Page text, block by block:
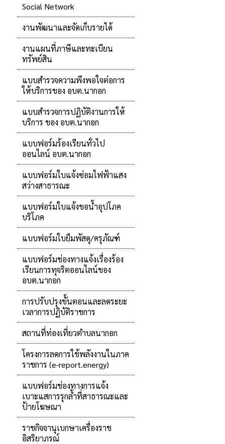
Social Network
งานพัฒนาและจัดเก็บรายได้
งานแผนที่ภาษีและทะเบียน
ทรัพย์สิน
แบบสำรวจความพึงพอใจต่อการ
ให้บริการของ อบต.นากอก
แบบสำรวจการปฏิบัติงานการให้
บริการ ของ อบต.นากอก
แบบฟอร์มร้องเรียนทั่วไป
ออนไลน์ อบต.นากอก
แบบฟอร์มใบแจ้งซ่อมไฟฟ้าแสง
สว่างสาธารณะ
แบบฟอร์มใบแจ้งขอน้ำอุปโภค
บริโภค
แบบฟอร์มใบยืมพัสดุ/ครุภัณฑ์
แบบฟอร์มช่องทางแจ้งเรื่องร้อง
เรียนการทุจริตออนไลน์ของ
อบต.นากอก
การปรับปรุงขั้นตอนและลดระยะ
เวลาการปฏิบัติราชการ
สถานที่ท่องเที่ยวตำบลนากอก
โครงการลดการใช้พลังงานในภาค
ราชการ (e-report.energy)
แบบฟอร์มช่องทางการแจ้ง
เบาะแสการรุกล้ำที่สาธารณะและ
ป้ายโฆษณา
ราชกิจจานุเบกษาเครื่องราช
อิสริยาภรณ์